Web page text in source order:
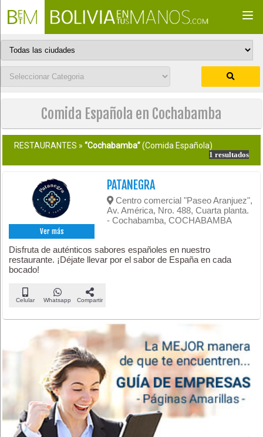
Comida Española en Cochabamba
RESTAURANTES »“Cochabamba”(Comida Española)
1 resultados
Ver más
PATANEGRA
Centro comercial "Paseo Aranjuez",
Av. América, Nro. 488, Cuarta planta.
- Cochabamba, COCHABAMBA
Disfruta de auténticos sabores españoles en nuestro
restaurante. ¡Déjate llevar por el sabor de España en cada
bocado!
Celular Whatsapp Compartir